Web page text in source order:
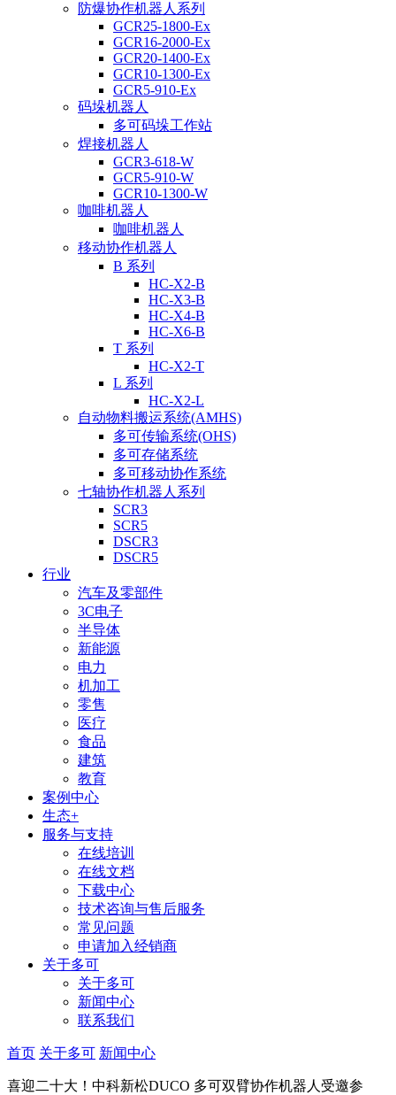
防爆协作机器人系列
GCR25-1800-Ex
GCR16-2000-Ex
GCR20-1400-Ex
GCR10-1300-Ex
GCR5-910-Ex
码垛机器人
多可码垛工作站
焊接机器人
GCR3-618-W
GCR5-910-W
GCR10-1300-W
咖啡机器人
咖啡机器人
移动协作机器人
B 系列
HC-X2-B
HC-X3-B
HC-X4-B
HC-X6-B
T 系列
HC-X2-T
L 系列
HC-X2-L
自动物料搬运系统(AMHS)
多可传输系统(OHS)
多可存储系统
多可移动协作系统
七轴协作机器人系列
SCR3
SCR5
DSCR3
DSCR5
行业
汽车及零部件
3C电子
半导体
新能源
电力
机加工
零售
医疗
食品
建筑
教育
案例中心
生态+
服务与支持
在线培训
在线文档
下载中心
技术咨询与售后服务
常见问题
申请加入经销商
关于多可
关于多可
新闻中心
联系我们
首页 关于多可 新闻中心
喜迎二十大！中科新松DUCO 多可双臂协作机器人受邀参